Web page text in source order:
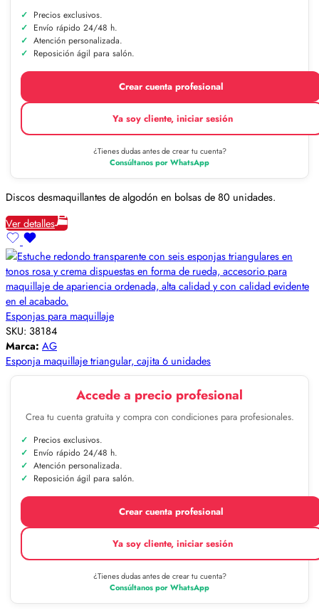
Precios exclusivos.
Envío rápido 24/48 h.
Atención personalizada.
Reposición ágil para salón.
Crear cuenta profesional
Ya soy cliente, iniciar sesión
¿Tienes dudas antes de crear tu cuenta?
Consúltanos por WhatsApp
Discos desmaquillantes de algodón en bolsas de 80 unidades.
Ver detalles
Esponjas para maquillaje
SKU: 38184
Marca: AG
Esponja maquillaje triangular, cajita 6 unidades
Accede a precio profesional
Crea tu cuenta gratuita y compra con condiciones para profesionales.
Precios exclusivos.
Envío rápido 24/48 h.
Atención personalizada.
Reposición ágil para salón.
Crear cuenta profesional
Ya soy cliente, iniciar sesión
¿Tienes dudas antes de crear tu cuenta?
Consúltanos por WhatsApp